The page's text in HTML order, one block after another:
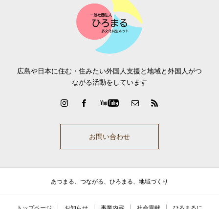
広島や日本に住む・住みたい外国人支援と地域と外国人がつ
ながる活動をしています
お問い合わせ
あつまる、つながる、ひろまる、地域づくり